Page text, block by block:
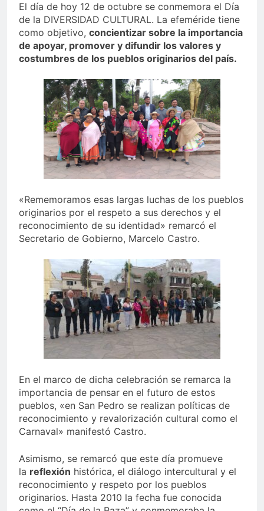
El día de hoy 12 de octubre se conmemora el Día
de la DIVERSIDAD CULTURAL. La efeméride tiene
como objetivo, concientizar sobre la importancia
de apoyar, promover y difundir los valores y
costumbres de los pueblos originarios del país.
«Rememoramos esas largas luchas de los pueblos
originarios por el respeto a sus derechos y el
reconocimiento de su identidad» remarcó el
Secretario de Gobierno, Marcelo Castro.
En el marco de dicha celebración se remarca la
importancia de pensar en el futuro de estos
pueblos, «en San Pedro se realizan políticas de
reconocimiento y revalorización cultural como el
Carnaval» manifestó Castro.
Asimismo, se remarcó que este día promueve
la reflexión histórica, el diálogo intercultural y el
reconocimiento y respeto por los pueblos
originarios. Hasta 2010 la fecha fue conocida